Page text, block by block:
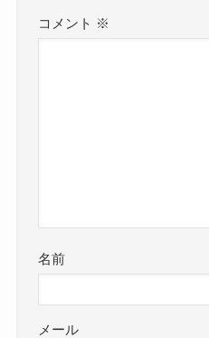
コメント ※
名前
メール